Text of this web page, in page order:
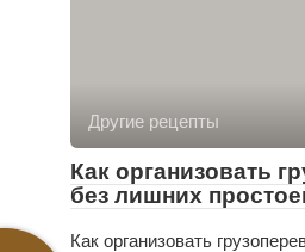
Другие рецепты
Как организовать
без лишних
Как организовать